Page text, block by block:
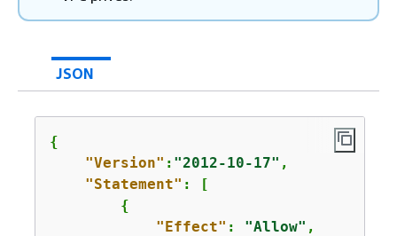
JSON
{
"Version" : "2012-10-17" ,
"Statement" : [
{
"Effect" : "Allow" ,